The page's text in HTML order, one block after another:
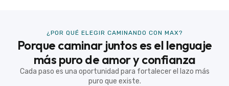
¿POR QUÉ ELEGIR CAMINANDO CON MAX?
Porque caminar juntos es el lenguaje
más puro de amor y confianza
Cada paso es una oportunidad para fortalecer el lazo más
puro que existe.